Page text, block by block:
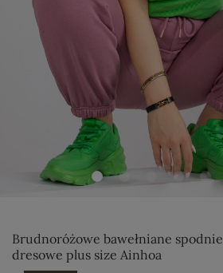
Brudnoróżowe bawełniane spodnie
dresowe plus size Ainhoa